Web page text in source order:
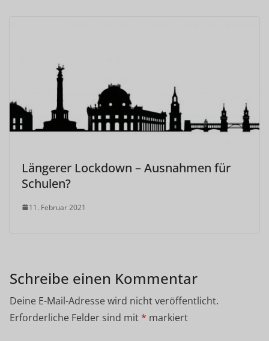
Längerer Lockdown – Ausnahmen für
Schulen?
11. Februar 2021
Schreibe einen Kommentar
Deine E-Mail-Adresse wird nicht veröffentlicht.
Erforderliche Felder sind mit* markiert